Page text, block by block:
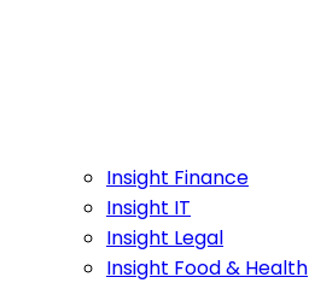
Insight Finance
Insight IT
Insight Legal
Insight Food & Health